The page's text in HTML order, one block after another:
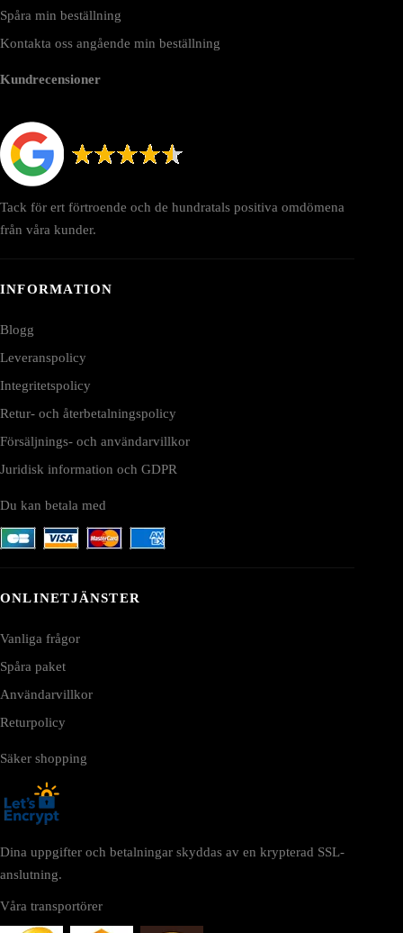
Spåra min beställning
Kontakta oss angående min beställning
Kundrecensioner
Tack för ert förtroende och de hundratals positiva omdömena
från våra kunder.
INFORMATION
Blogg
Leveranspolicy
Integritetspolicy
Retur- och återbetalningspolicy
Försäljnings- och användarvillkor
Juridisk information och GDPR
Du kan betala med
ONLINETJÄNSTER
Vanliga frågor
Spåra paket
Användarvillkor
Returpolicy
Säker shopping
Dina uppgifter och betalningar skyddas av en krypterad SSL-
anslutning.
Våra transportörer